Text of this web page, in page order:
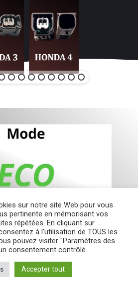
sur notre site Web pour vous
pertinente en mémorisant vos
répétées. En cliquant sur
à l'utilisation de TOUS les
pouvez visiter "Paramètres des
consentement contrôlé
Accepter tout